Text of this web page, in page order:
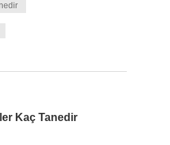
Kaç Tanedir